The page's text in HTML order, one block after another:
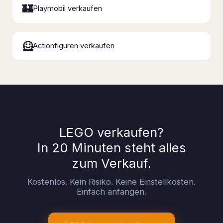
🏰Playmobil verkaufen
🦸Actionfiguren verkaufen
LEGO verkaufen?
In 20 Minuten steht alles
zum Verkauf.
Kostenlos. Kein Risiko. Keine Einstellkosten.
Einfach anfangen.